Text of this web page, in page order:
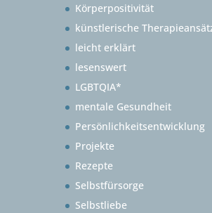
Körperpositivität
künstlerische
leicht erklärt
lesenswert
LGBTQIA*
mentale Gesundheit
Persönlichkeitsentwicklung
Projekte
Rezepte
Selbstfürsorge
Selbstliebe